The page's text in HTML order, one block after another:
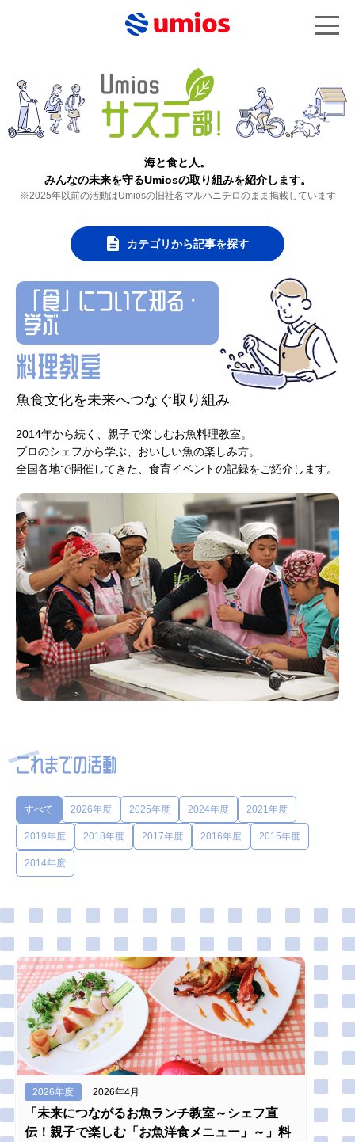
海と食と人。
みんなの未来を守るUmiosの取り組みを紹介します。
※2025年以前の活動はUmiosの旧社名マルハニチロのまま掲載しています
カテゴリから記事を探す
「食」について知る・
学ぶ
料理教室
魚食文化を未来へつなぐ取り組み
2014年から続く、親子で楽しむお魚料理教室。
プロのシェフから学ぶ、おいしい魚の楽しみ方。
全国各地で開催してきた、食育イベントの記録をご紹介します。
これまでの活動
すべて 2026年度 2025年度 2024年度 2021年度
2019年度 2018年度 2017年度 2016年度 2015年度
2014年度
2026年度 2026年4月
「未来につながるお魚ランチ教室～シェフ直
伝！親子で楽しむ「お魚洋食メニュー」～」料